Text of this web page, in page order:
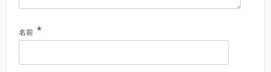
名前 *